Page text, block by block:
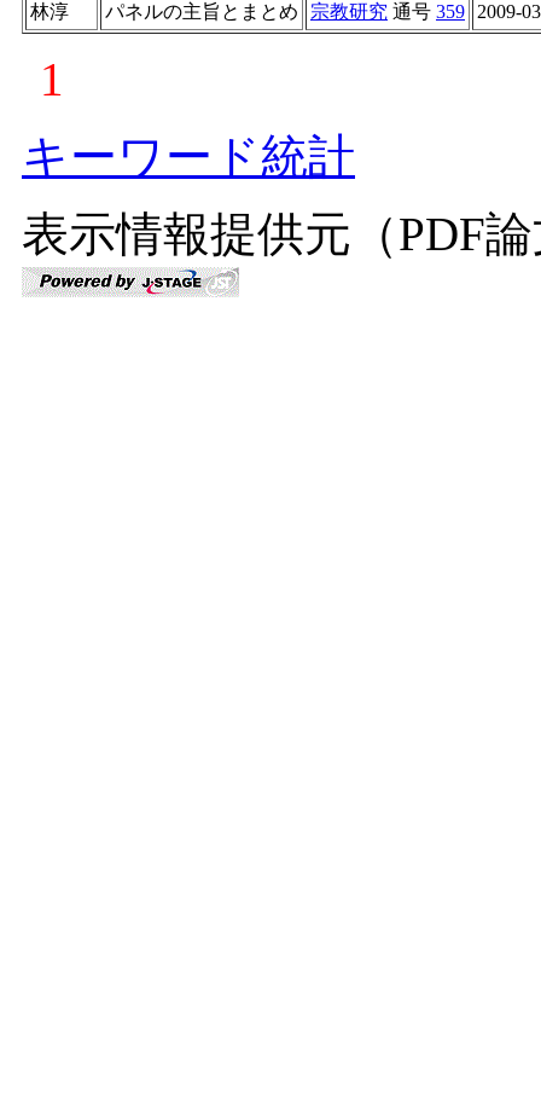
林淳
パネルの主旨とまとめ 宗教研究 通号 359 2009-
1
キーワード統計
表示情報提供元（PDF